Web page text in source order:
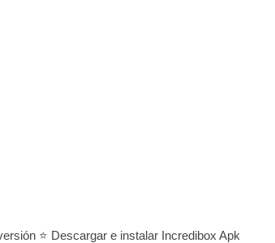
⭐ Descargar e instalar Incredibox Apk